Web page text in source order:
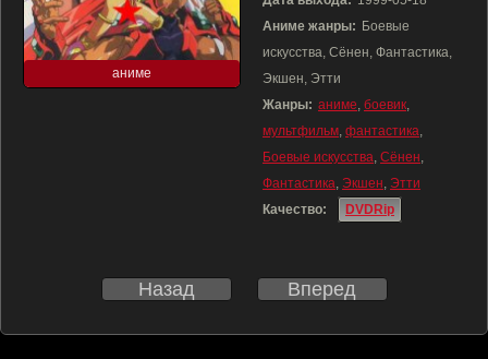
аниме
Аниме жанры: Боевые
искусства, Сёнен, Фантастика,
Экшен, Этти
Жанры: аниме, боевик,
мультфильм, фантастика,
Боевые искусства, Сёнен,
Фантастика, Экшен, Этти
Качество:
DVDRip
Назад Вперед